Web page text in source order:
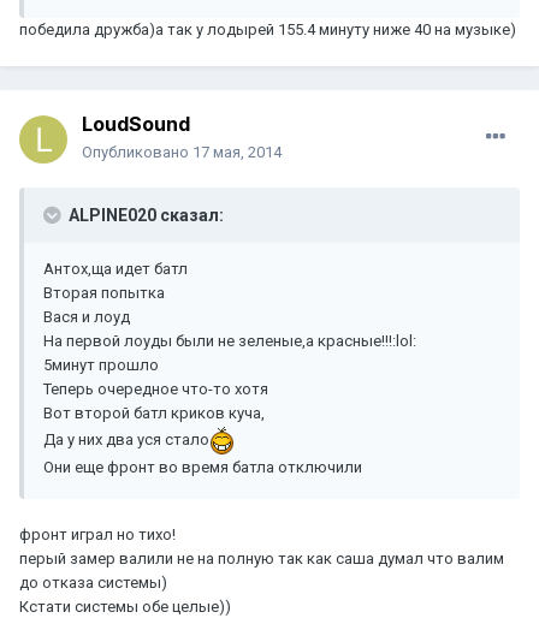
победила дружба)а так у лодырей 155.4 минуту ниже 40 на музыке)
LoudSound
Опубликовано 17 мая, 2014
ALPINE020 сказал:
Антох,ща идет батл
Вторая попытка
Вася и лоуд
На первой лоуды были не зеленые,а красные!!!:lol:
5минут прошло
Теперь очередное что-то хотя
Вот второй батл криков куча,
Да у них два уся стало
Они еще фронт во время батла отключили
фронт играл но тихо!
перый замер валили не на полную так как саша думал что валим
до отказа системы)
Кстати системы обе целые))